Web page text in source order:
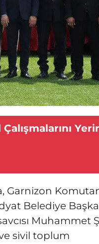
Garnizon
Belediye
Muhammet
sivil toplum